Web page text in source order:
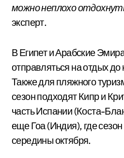
можно неплохо
эксперт.
В Египет и Арабские
отправляться на отдых до
Также для пляжного
сезон подходят Кипр и
часть Испании (Коста-
еще Гоа (Индия), где сезон
середины октября.